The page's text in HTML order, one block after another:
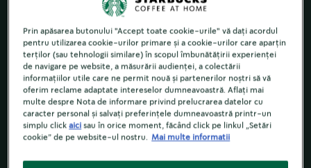
Având la bază un amestec delicios de boabe de cafea
intens, cu note dulci de caramel ocupă un loc de cinste
în gama noastră de specialități artizanale pregătite cu
lapte.
Cafea cu prăjire intensă
Note bogate, de caramel
Prin apăsarea butonului "Accept toate cookie-urile" vă dați acordul
pentru utilizarea cookie-urilor primare și a cookie-urilor care aparțin
terților (sau tehnologii similare) în scopul îmbunătățirii experienței
de navigare pe website, a măsurării audienței, a colectării
informațiilor utile care ne permit nouă și partenerilor noștri să vă
oferim reclame adaptate intereselor dumneavoastră. Aflați mai
multe despre Nota de informare privind prelucrarea datelor cu
caracter personal și salvați preferințele dumneavoastră printr-un
simplu clickaici sau în orice moment, făcând click pe linkul „Setări
cookie” de pe website-ul nostru.
Mai multe informatii